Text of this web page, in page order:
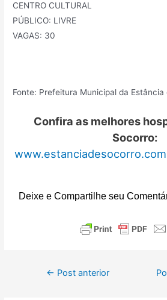
CENTRO CULTURAL
PÚBLICO: LIVRE
VAGAS: 30
Fonte: Prefeitura Municipal da Estância
Confira as melhores
Socorro:
Deixe e Compartilhe seu
← Post anterior